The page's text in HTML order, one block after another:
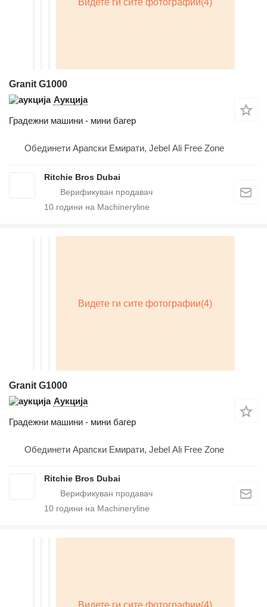
Granit G1000
Аукција
Градежни машини - мини багер
Обединети Арапски Емирати, Jebel Ali Free Zone
Ritchie Bros Dubai
10 години на Machineryline
Granit G1000
Аукција
Градежни машини - мини багер
Обединети Арапски Емирати, Jebel Ali Free Zone
Ritchie Bros Dubai
10 години на Machineryline